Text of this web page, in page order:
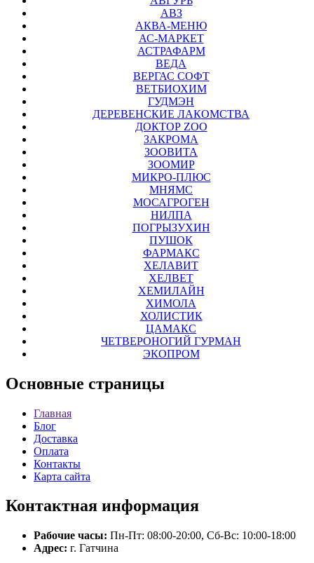
АВЗ
АКВА-МЕНЮ
АС-МАРКЕТ
АСТРАФАРМ
ВЕДА
ВЕРГАС СОФТ
ВЕТБИОХИМ
ГУДМЭН
ДЕРЕВЕНСКИЕ ЛАКОМСТВА
ДОКТОР ZOO
ЗАКРОМА
ЗООВИТА
ЗООМИР
МИКРО-ПЛЮС
МНЯМС
МОСАГРОГЕН
НИЛПА
ПОГРЫЗУХИН
ПУШОК
ФАРМАКС
ХЕЛАВИТ
ХЕЛВЕТ
ХЕМИЛАЙН
ХИМОЛА
ХОЛИСТИК
ЦАМАКС
ЧЕТВЕРОНОГИЙ ГУРМАН
ЭКОПРОМ
Основные страницы
Главная
Блог
Доставка
Оплата
Контакты
Карта сайта
Контактная информация
Рабочие часы: Пн-Пт: 08:00-20:00, Сб-Вс: 10:00-18:00
Адрес: г. Гатчина